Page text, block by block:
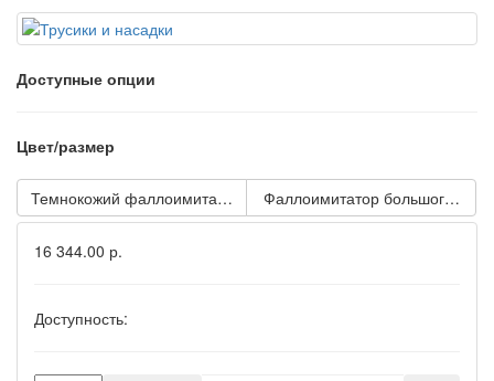
Доступные опции
Цвет/размер
Темнокожий фаллоимитатор The Realistic Cock ULTRASKYN -
16 344.00 р.
Доступность: